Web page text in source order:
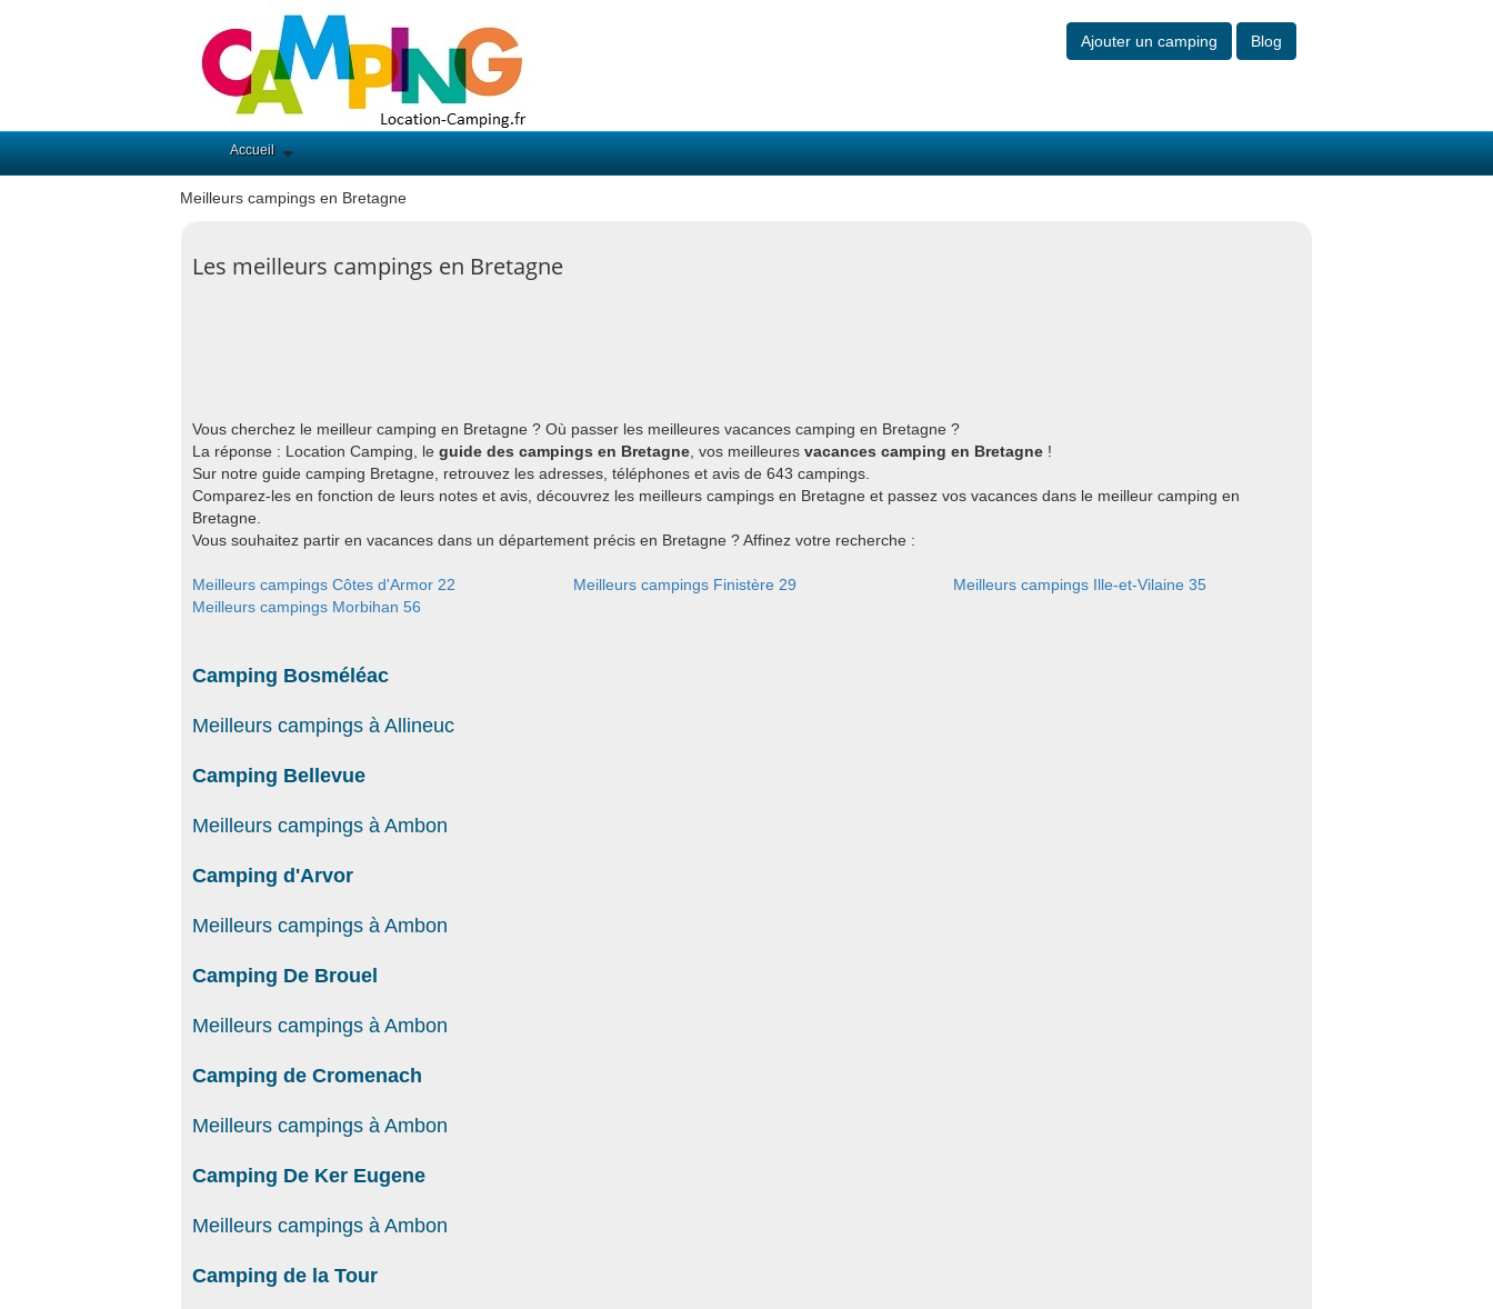
Ajouter un camping Blog
Accueil
Meilleurs campings en Bretagne
Les meilleurs campings en Bretagne
Vous cherchez le meilleur camping en Bretagne ? Où passer les meilleures vacances camping en Bretagne ?
La réponse : Location Camping, le guide des campings en Bretagne , vos meilleures vacances camping en Bretagne !
Sur notre guide camping Bretagne, retrouvez les adresses, téléphones et avis de 643 campings.
Comparez-les en fonction de leurs notes et avis, découvrez les meilleurs campings en Bretagne et passez vos vacances dans le meilleur camping en
Bretagne.
Vous souhaitez partir en vacances dans un département précis en Bretagne ? Affinez votre recherche :
Meilleurs campings Côtes d'Armor 22 Meilleurs campings Finistère 29
Meilleurs campings Ille-et-Vilaine 35
Meilleurs campings Morbihan 56
Camping Bosméléac
Meilleurs campings à Allineuc
Camping Bellevue
Meilleurs campings à Ambon
Camping d'Arvor
Meilleurs campings à Ambon
Camping De Brouel
Meilleurs campings à Ambon
Camping de Cromenach
Meilleurs campings à Ambon
Camping De Ker Eugene
Meilleurs campings à Ambon
Camping de la Tour